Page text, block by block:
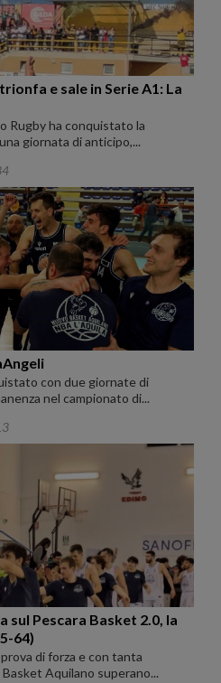
e sale in Serie A1: La
Rugby ha conquistato la
giornata di anticipo,...
con due giornate di
nel campionato di...
sul Pescara Basket 2.0, la
64)
di forza e con tanta
Aquilano superano...